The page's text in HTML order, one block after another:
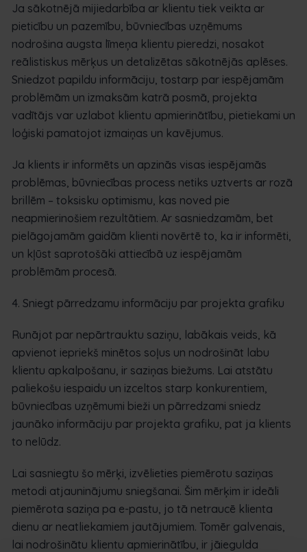
Ja sākotnējā mijiedarbība ar klientu tiek veikta ar
pieticību un pazemību, būvniecības uzņēmums
nodrošina augsta līmeņa klientu pieredzi, nosakot
reālistiskus mērķus un detalizētas sākotnējās aplēses.
Sniedzot papildu informāciju, tostarp par iespējamām
problēmām un izmaksām katrā posmā, projekta
vadītājs var uzlabot klientu apmierinātību, pietiekami un
loģiski pamatojot izmaiņas un kavējumus.
Ja klients ir informēts un apzinās visas iespējamās
problēmas, būvniecības process netiks uztverts ar rozā
brillēm – toksisku optimismu, kas noved pie
neapmierinošiem rezultātiem. Ar sasniedzamām, bet
pielāgojamām gaidām klienti novērtē to, ka ir informēti,
un kļūst saprotošāki attiecībā uz iespējamām
problēmām procesā.
4. Sniegt pārredzamu informāciju par projekta grafiku
Runājot par nepārtrauktu saziņu, labākais veids, kā
apvienot iepriekš minētos soļus un nodrošināt labu
klientu apkalpošanu, ir saziņas biežums. Lai atstātu
paliekošu iespaidu un izceltos starp konkurentiem,
būvniecības uzņēmumi bieži un pārredzami sniedz
jaunāko informāciju par projekta grafiku, pat ja klients
to nelūdz.
Lai sasniegtu šo mērķi, izvēlieties piemērotu saziņas
metodi atjauninājumu sniegšanai. Šim mērķim ir ideāli
piemērota saziņa pa e-pastu, jo tā netraucē klienta
dienu ar neatliekamiem jautājumiem. Tomēr galvenais,
lai nodrošinātu klientu apmierinātību, ir jāiegulda